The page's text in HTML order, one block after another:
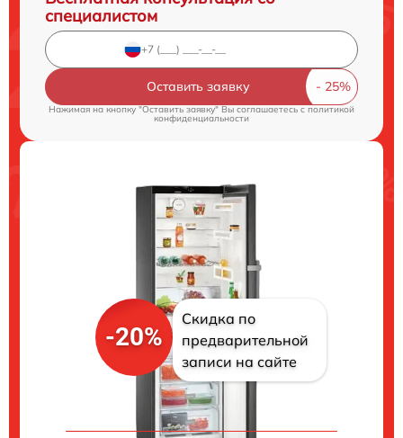
специалистом
Оставить заявку
Нажимая на кнопку "Оставить заявку" Вы соглашаетесь cполитикой
конфиденциальности
-20%
Скидка по
предварительной
записи на сайте